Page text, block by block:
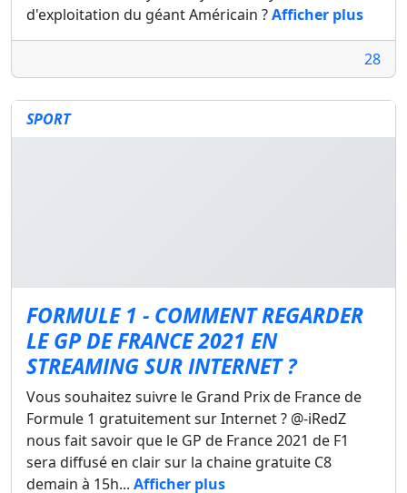
d'exploitation du géant Américain ?Afficher plus
28
SPORT
FORMULE 1 - COMMENT REGARDER
LE GP DE FRANCE 2021 EN
STREAMING SUR INTERNET ?
Vous souhaitez suivre le Grand Prix de France de
Formule 1 gratuitement sur Internet ? @-iRedZ
nous fait savoir que le GP de France 2021 de F1
sera diffusé en clair sur la chaine gratuite C8
demain à 15h... Afficher plus